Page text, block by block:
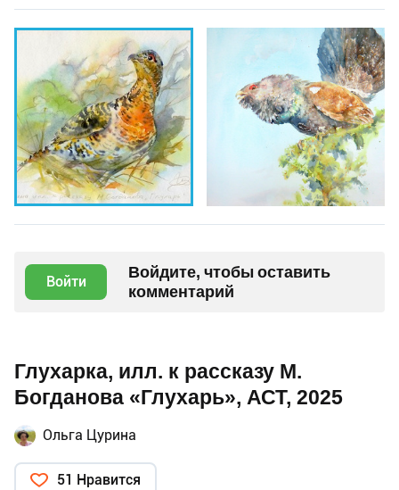
Войти
Войдите, чтобы оставить
комментарий
Глухарка, илл. к рассказу М.
Богданова «Глухарь», АСТ, 2025
Ольга Цурина
51 Нравится